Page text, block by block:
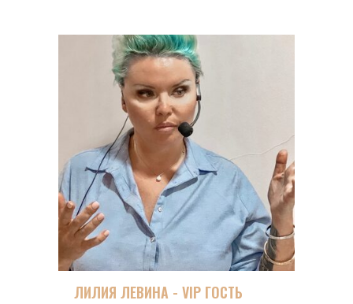
ЛИЛИЯ ЛЕВИНА - VIP ГОСТЬ
Будь с нами, будь в тренде